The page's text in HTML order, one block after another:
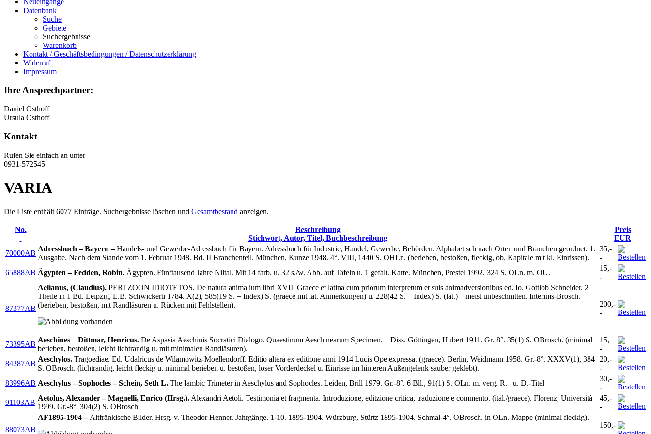
Datenbank
Suche
Gebiete
Suchergebnisse
Warenkorb
Kontakt / Geschäftsbedingungen / Datenschutzerklärung
Widerruf
Impressum
Ihre Ansprechpartner:
Daniel Osthoff
Ursula Osthoff
Kontakt
Rufen Sie einfach an unter
0931-572545
VARIA
Die Liste enthält 6077 Einträge. Suchergebnisse löschen und Gesamtbestand anzeigen.
No.
Beschreibung
Stichwort, Autor, Titel, Buchbeschreibung
Preis
EUR
70000AB
Adressbuch – Bayern –Handels- und Gewerbe-Adressbuch für Bayern. Adressbuch für Industrie, Handel, Gewerbe, Behörden. Alphabetisch nach Orten und Branchen geordnet. 1.
Ausgabe. Nach dem Stande vom 1. Februar 1948. Bd. II Branchenteil. München, Kunze 1948. 4°. VIII, 1440 S. OHLn. (berieben, bestoßen, fleckig, ob. Kapitale mit kl. Einrissen).
35,-
-
65888AB Ägypten – Fedden, Robin. Ägypten. Fünftausend Jahre Niltal. Mit 14 farb. u. 32 s./w. Abb. auf Tafeln u. 1 gefalt. Karte. München, Prestel 1992. 324 S. OLn. m. OU.
15,-
-
87377AB
Aelianus, (Claudius). PERI ZOON IDIOTETOS. De natura animalium libri XVII. Graece et latina cum priorum interpretum et suis animadversionibus ed. Io. Gottlob Schneider. 2
Theile in 1 Bd. Leipzig, E.B. Schwickerti 1784. X(2), 585(19 S. = Index) S. (graece mit lat. Anmerkungen) u. 228(42 S. – Index) S. (lat.) – meist unbeschnitten. Interims-Brosch.
(berieben, bestoßen, mit Randläsuren u. Rücken mit Fehlstellen).
200,-
-
73395AB
Aeschines – Dittmar, Henricus. De Aspasia Aeschinis Socratici Dialogo. Quaestinum Aeschinearum Specimen. – Diss. Göttingen, Hubert 1911. Gr.-8°. 35(1) S. OBrosch. (minimal
berieben, bestoßen, leicht lichtrandig u. mit minimalen Randläsuren).
15,-
-
84287AB
Aeschylos. Tragoediae. Ed. Udalricus de Wilamowitz-Moellendorff. Editio altera ex editione anni 1914 Lucis Ope expressa. (graece). Berlin, Weidmann 1958. Gr.-8°. XXXV(1), 384
S. OBrosch. (lichtrandig, leicht fleckig u. minimal berieben u. bestoßen, loser Vorderdeckel u. Einrisse im hinteren Außengelenk sauber geklebt).
20,-
-
83996AB Aeschylus – Sophocles – Schein, Seth L. The Iambic Trimeter in Aeschylus and Sophocles. Leiden, Brill 1979. Gr.-8°. 6 Bll., 91(1) S. OLn. m. verg. R.– u. D.-Titel
30,-
-
91103AB
Aetolus, Alexander – Magnelli, Enrico (Hrsg.). Alexandri Aetoli. Testimonia et fragmenta. Introduzione, editzione critica, traduzione e commento. (ital./graece). Florenz, Università
1999. Gr.-8°. 304(2) S. OBrosch.
45,-
-
88073AB
AF1895-1904 – Altfränkische Bilder. Hrsg. v. Theodor Henner. Jahrgänge. 1-10. 1895-1904. Würzburg, Stürtz 1895-1904. Schmal-4°. OBrosch. in OLn.-Mappe (minimal fleckig).
150,-